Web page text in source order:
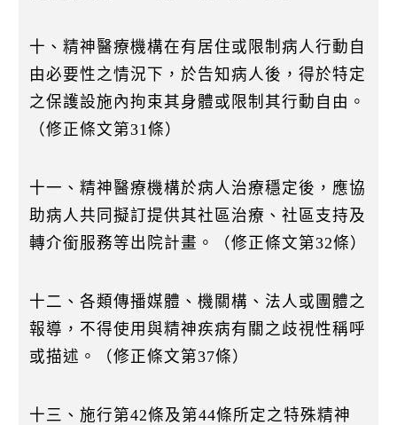
十、精神醫療機構在有居住或限制病人行動自
由必要性之情況下，於告知病人後，得於特定
之保護設施內拘束其身體或限制其行動自由。
（修正條文第31條）
十一、精神醫療機構於病人治療穩定後，應協
助病人共同擬訂提供其社區治療、社區支持及
轉介銜服務等出院計畫。（修正條文第32條）
十二、各類傳播媒體、機關構、法人或團體之
報導，不得使用與精神疾病有關之歧視性稱呼
或描述。（修正條文第37條）
十三、施行第42條及第44條所定之特殊精神